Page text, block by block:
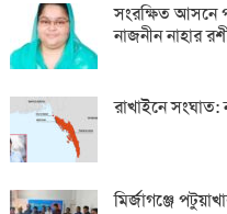
সংরক্ষিত আসনে
নাজনীন নাহার
রাখাইনে সংঘাত:
মির্জাগঞ্জে